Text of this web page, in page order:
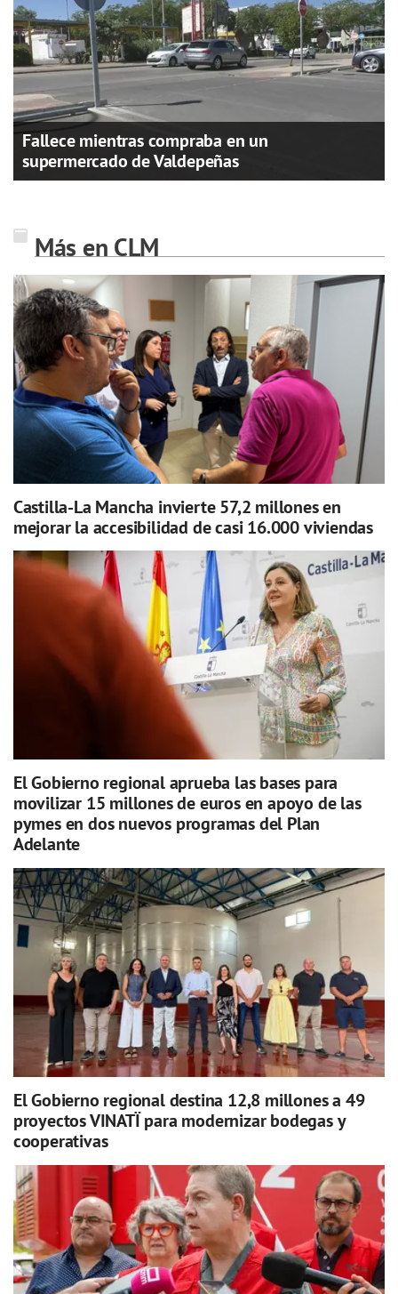
Fallece mientras compraba en un
supermercado de Valdepeñas
Más en CLM
Castilla-La Mancha invierte 57,2 millones en
mejorar la accesibilidad de casi 16.000 viviendas
El Gobierno regional aprueba las bases para
movilizar 15 millones de euros en apoyo de las
pymes en dos nuevos programas del Plan
Adelante
El Gobierno regional destina 12,8 millones a 49
proyectos VINATÏ para modernizar bodegas y
cooperativas